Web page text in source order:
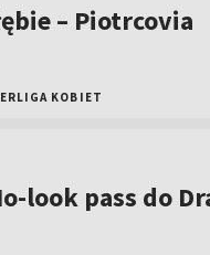
– Piotrcovia
KOBIET
look pass do